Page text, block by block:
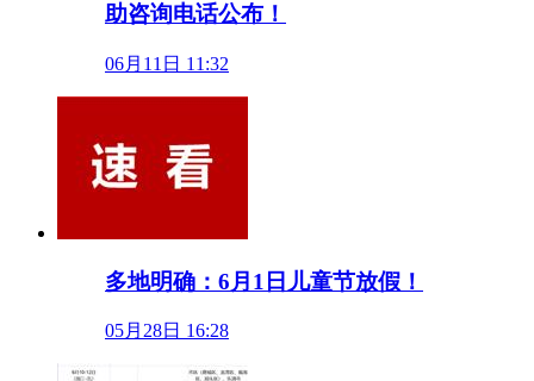
助咨询电话公布！
06月11日 11:32
多地明确：6月1日儿童节放假！
05月28日 16:28